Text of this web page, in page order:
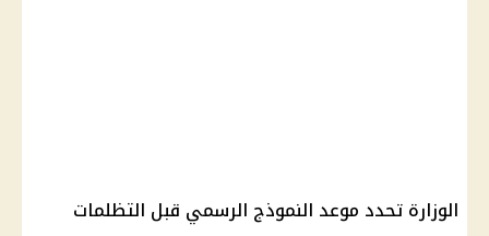
الوزارة تحدد موعد النموذج الرسمي قبل التظلمات